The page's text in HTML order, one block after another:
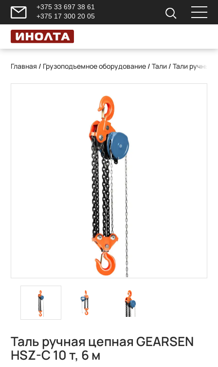
+375 33 697 38 61
+375 17 300 20 05
Главная / Грузоподъемное оборудование /Тали /Тали ручные
Таль ручная цепная GEARSEN
HSZ-C 10 т, 6 м